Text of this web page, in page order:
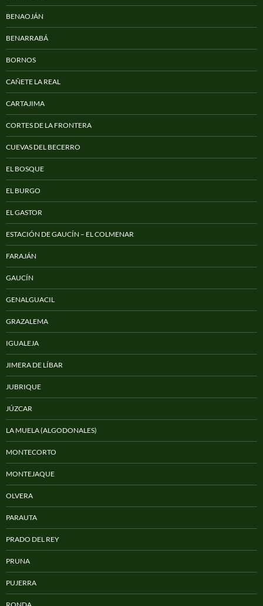
BENAOJÁN
BENARRABÁ
BORNOS
CAÑETE LA REAL
CARTAJIMA
CORTES DE LA FRONTERA
CUEVAS DEL BECERRO
EL BOSQUE
EL BURGO
EL GASTOR
ESTACIÓN DE GAUCÍN – EL COLMENAR
FARAJÁN
GAUCÍN
GENALGUACIL
GRAZALEMA
IGUALEJA
JIMERA DE LÍBAR
JUBRIQUE
JÚZCAR
LA MUELA (ALGODONALES)
MONTECORTO
MONTEJAQUE
OLVERA
PARAUTA
PRADO DEL REY
PRUNA
PUJERRA